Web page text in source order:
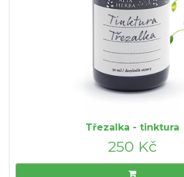
Třezalka - tinktura
250 Kč